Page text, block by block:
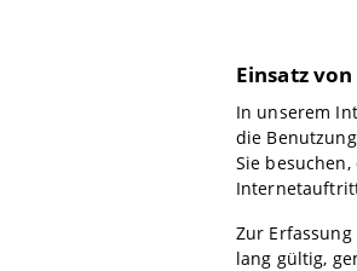
Einsatz
In unserem
die
Sie
Zur
lang gültig,